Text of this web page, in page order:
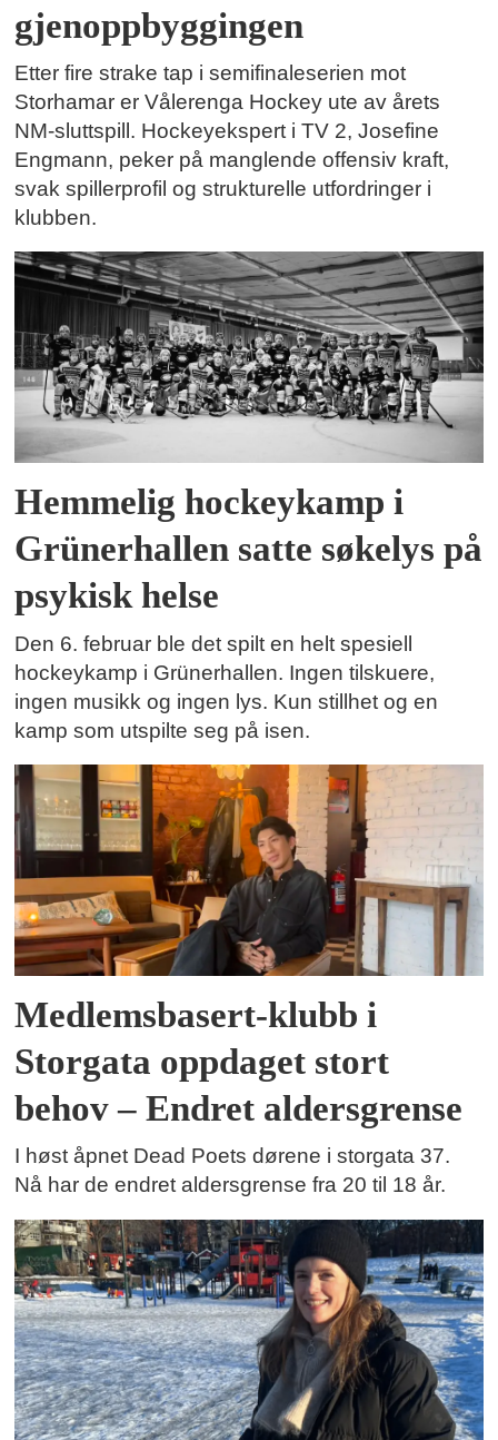
gjenoppbyggingen
Etter fire strake tap i semifinaleserien mot
Storhamar er Vålerenga Hockey ute av årets
NM-sluttspill. Hockeyekspert i TV 2, Josefine
Engmann, peker på manglende offensiv kraft,
svak spillerprofil og strukturelle utfordringer i
klubben.
Hemmelig hockeykamp i
Grünerhallen satte søkelys på
psykisk helse
Den 6. februar ble det spilt en helt spesiell
hockeykamp i Grünerhallen. Ingen tilskuere,
ingen musikk og ingen lys. Kun stillhet og en
kamp som utspilte seg på isen.
Medlemsbasert-klubb i
Storgata oppdaget stort
behov – Endret aldersgrense
I høst åpnet Dead Poets dørene i storgata 37.
Nå har de endret aldersgrense fra 20 til 18 år.